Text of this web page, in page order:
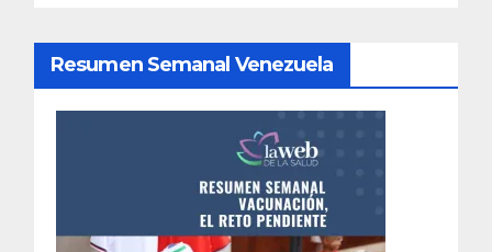
Resumen Semanal Venezuela